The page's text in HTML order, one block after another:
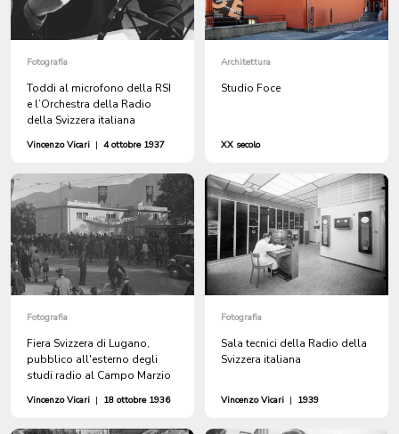
Fotografia
Toddi al microfono della RSI
e l’Orchestra della Radio
della Svizzera italiana
Vincenzo Vicari | 4 ottobre 1937
Architettura
Studio Foce
XX secolo
Fotografia
Fiera Svizzera di Lugano,
pubblico all'esterno degli
studi radio al Campo Marzio
Vincenzo Vicari | 18 ottobre 1936
Fotografia
Sala tecnici della Radio della
Svizzera italiana
Vincenzo Vicari | 1939